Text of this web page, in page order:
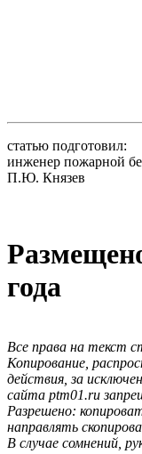
статью подготовил:
инженер пожарной
П.Ю. Князев
года
Все права на текст
Копирование,
действия, за
сайта ptm01.ru
Разрешено:
направлять
В случае сомнений,